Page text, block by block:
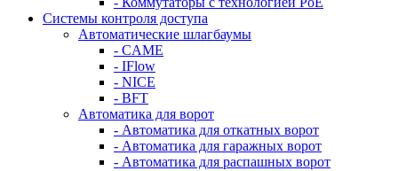
Системы контроля доступа
Автоматические шлагбаумы
- CAME
- IFlow
- NICE
- BFT
Автоматика для ворот
- Автоматика для откатных ворот
- Автоматика для гаражных ворот
- Автоматика для распашных ворот